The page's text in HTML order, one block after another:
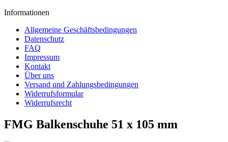
Informationen
Allgemeine Geschäftsbedingungen
Datenschutz
FAQ
Impressum
Kontakt
Über uns
Versand und Zahlungsbedingungen
Widerrufsformular
Widerrufsrecht
FMG Balkenschuhe 51 x 105 mm